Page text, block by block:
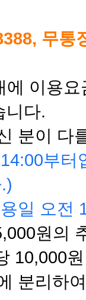
무통
이용
니다.
분이 다
부
일 오전
원의
10,000
분리하